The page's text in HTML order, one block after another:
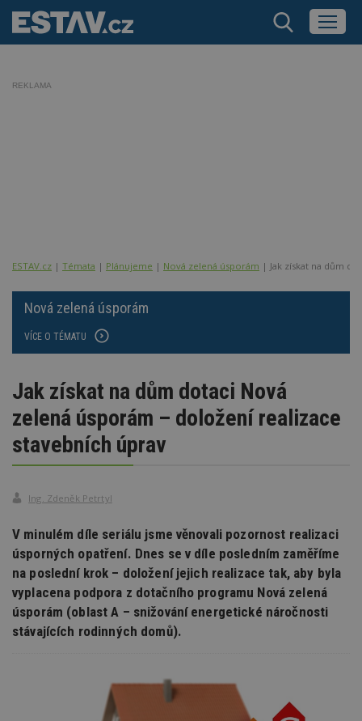
REKLAMA
ESTAV.cz Témata Plánujeme Nová zelená úsporám Jak získat na dům
Nová zelená úsporám
VÍCE O TÉMATU
Jak získat na dům dotaci Nová
zelená úsporám – doložení realizace
stavebních úprav
Ing. Zdeněk Petrtyl
V minulém díle seriálu jsme věnovali pozornost realizaci
úsporných opatření. Dnes se v díle posledním zaměříme
na poslední krok – doložení jejich realizace tak, aby byla
vyplacena podpora z dotačního programu Nová zelená
úsporám (oblast A – snižování energetické náročnosti
stávajících rodinných domů).